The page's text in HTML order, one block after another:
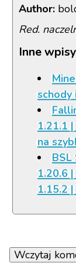
Author:
Red.
Inne
schody
1.21.1
na
BSL
1.20.6
1.15.2
Wczytaj